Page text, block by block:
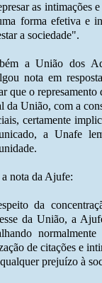
as intimações
forma efetiva e
a sociedade".
a União dos
nota em
que o
da União, com a
certamente
a Unafe
nota da Ajufe:
da
da União, a
de citações e
prejuízo à